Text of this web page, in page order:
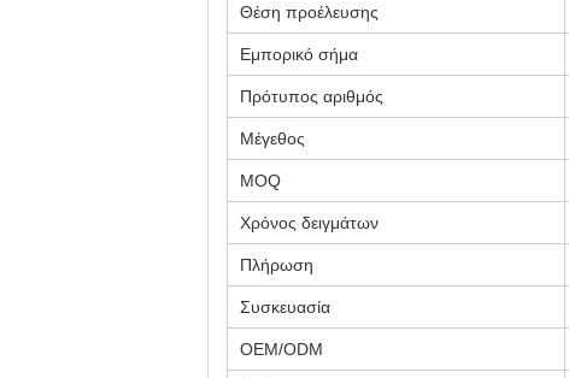
Θέση προέλευσης
Εμπορικό σήμα
Πρότυπος αριθμός
Μέγεθος
MOQ
Χρόνος δειγμάτων
Πλήρωση
Συσκευασία
OEM/ODM